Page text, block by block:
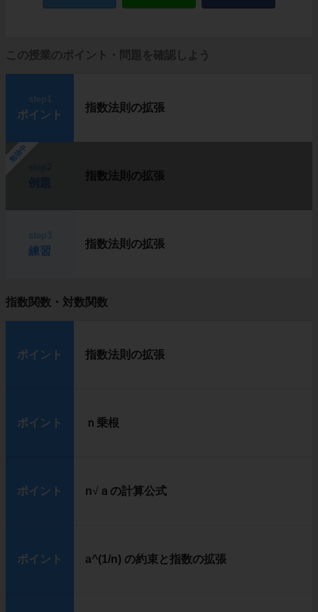
この授業のポイント・問題を確認しよう
ポイント
指数法則の拡張
勉強中
指数法則の拡張
練習
指数法則の拡張
指数関数・対数関数
ポイント 指数法則の拡張
ポイント ｎ乗根
ポイント n√ ａの計算公式
ポイント a^(1/n) の約束と指数の拡張